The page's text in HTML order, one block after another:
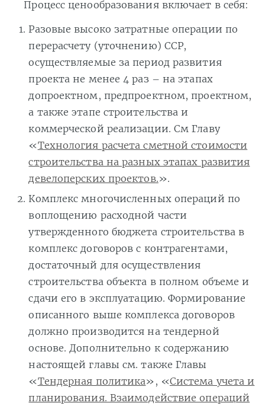
Процесс ценообразования включает в себя:
Разовые высоко затратные операции по
перерасчету (уточнению) ССР,
осуществляемые за период развития
проекта не менее 4 раз – на этапах
допроектном, предпроектном, проектном,
а также этапе строительства и
коммерческой реализации. См Главу
«Технология расчета сметной стоимости
строительства на разных этапах развития
девелоперских проектов.».
Комплекс многочисленных операций по
воплощению расходной части
утвержденного бюджета строительства в
комплекс договоров с контрагентами,
достаточный для осуществления
строительства объекта в полном объеме и
сдачи его в эксплуатацию. Формирование
описанного выше комплекса договоров
должно производится на тендерной
основе. Дополнительно к содержанию
настоящей главы см. также Главы
«Тендерная политика», «Система учета и
планирования. Взаимодействие операций